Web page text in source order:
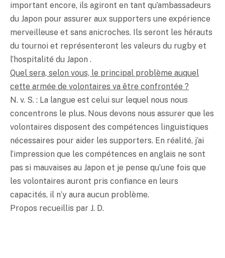
important encore, ils agiront en tant qu’ambassadeurs
du Japon pour assurer aux supporters une expérience
merveilleuse et sans anicroches. Ils seront les hérauts
du tournoi et représenteront les valeurs du rugby et
l’hospitalité du Japon .
Quel sera, selon vous, le principal problème auquel
cette armée de volontaires va être confrontée ?
N. v. S. : La langue est celui sur lequel nous nous
concentrons le plus. Nous devons nous assurer que les
volontaires disposent des compétences linguistiques
nécessaires pour aider les supporters. En réalité, j’ai
l’impression que les compétences en anglais ne sont
pas si mauvaises au Japon et je pense qu’une fois que
les volontaires auront pris confiance en leurs
capacités, il n’y aura aucun problème.
Propos recueillis par J. D.